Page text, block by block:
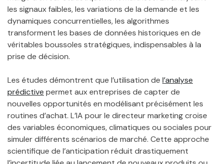
les signaux faibles, les variations de la demande et les
dynamiques concurrentielles, les algorithmes
transforment les bases de données historiques en de
véritables boussoles stratégiques, indispensables à la
prise de décision.
Les études démontrent que l’utilisation de l’analyse
prédictive permet aux entreprises de capter de
nouvelles opportunités en modélisant précisément les
routines d’achat. L’IA pour le directeur marketing croise
des variables économiques, climatiques ou sociales pour
simuler différents scénarios de marché. Cette approche
scientifique de l’anticipation réduit drastiquement